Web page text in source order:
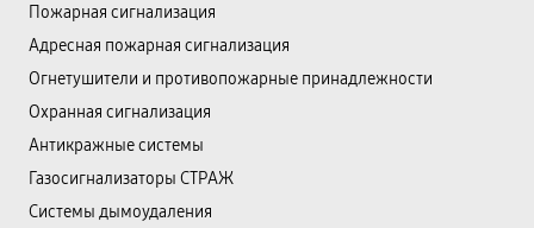
Пожарная сигнализация
Адресная пожарная сигнализация
Огнетушители и противопожарные принадлежности
Охранная сигнализация
Антикражные системы
Газосигнализаторы СТРАЖ
Системы дымоудаления